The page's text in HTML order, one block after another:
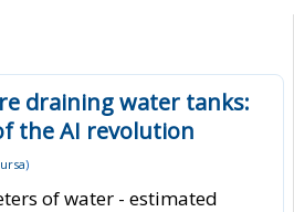
draining water tanks:
the AI revolution
)
of water - estimated